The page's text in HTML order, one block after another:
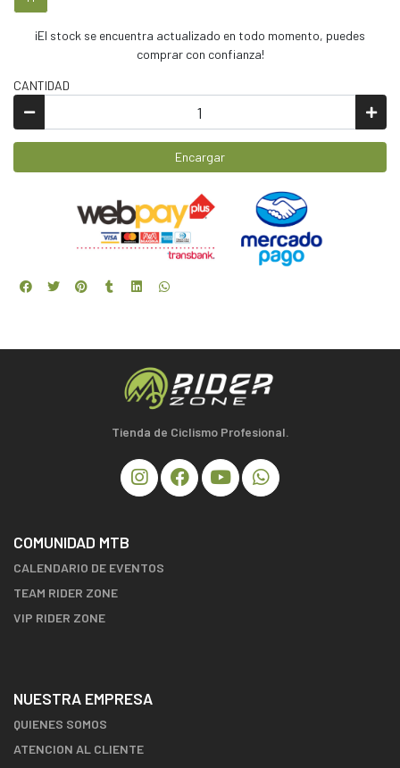
¡El stock se encuentra actualizado en todo momento, puedes
comprar con confianza!
CANTIDAD
Encargar
Tienda de Ciclismo Profesional.
COMUNIDAD MTB
CALENDARIO DE EVENTOS
TEAM RIDER ZONE
VIP RIDER ZONE
NUESTRA EMPRESA
QUIENES SOMOS
ATENCION AL CLIENTE